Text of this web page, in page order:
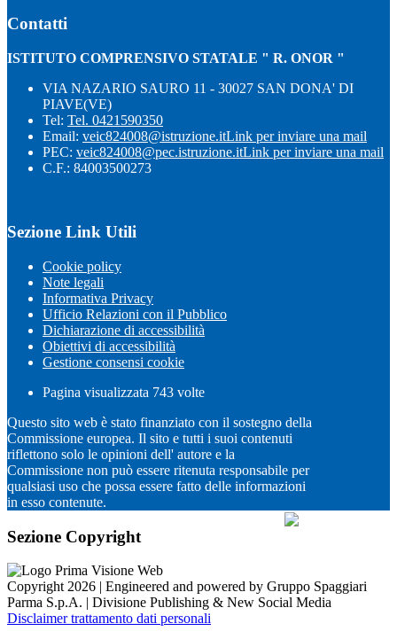
Contatti
ISTITUTO COMPRENSIVO STATALE " R. ONOR "
VIA NAZARIO SAURO 11 - 30027 SAN DONA' DI
PIAVE(VE)
Tel: Tel. 0421590350
Email: veic824008@istruzione.itLink per inviare una mail
PEC: veic824008@pec.istruzione.itLink per inviare una mail
C.F.: 84003500273
Sezione Link Utili
Cookie policy
Note legali
Informativa Privacy
Ufficio Relazioni con il Pubblico
Dichiarazione di accessibilità
Obiettivi di accessibilità
Gestione consensi cookie
Pagina visualizzata 743 volte
Questo sito web è stato finanziato con il sostegno della
Commissione europea. Il sito e tutti i suoi contenuti
riflettono solo le opinioni dell' autore e la
Commissione non può essere ritenuta responsabile per
qualsiasi uso che possa essere fatto delle informazioni
in esso contenute.
Sezione Copyright
Copyright 2026 | Engineered and powered by Gruppo Spaggiari
Parma S.p.A. | Divisione Publishing & New Social Media
Disclaimer trattamento dati personali